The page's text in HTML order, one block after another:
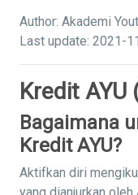
Author: Akademi
Last update: 2021-
Kredit AYU
Bagaimana
Kredit AYU?
Aktifkan diri